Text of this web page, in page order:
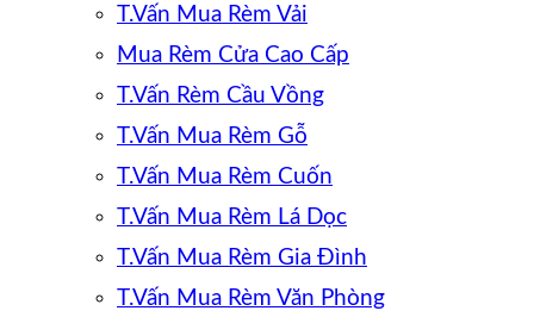
T.Vấn Mua Rèm Vải
Mua Rèm Cửa Cao Cấp
T.Vấn Rèm Cầu Vồng
T.Vấn Mua Rèm Gỗ
T.Vấn Mua Rèm Cuốn
T.Vấn Mua Rèm Lá Dọc
T.Vấn Mua Rèm Gia Đình
T.Vấn Mua Rèm Văn Phòng